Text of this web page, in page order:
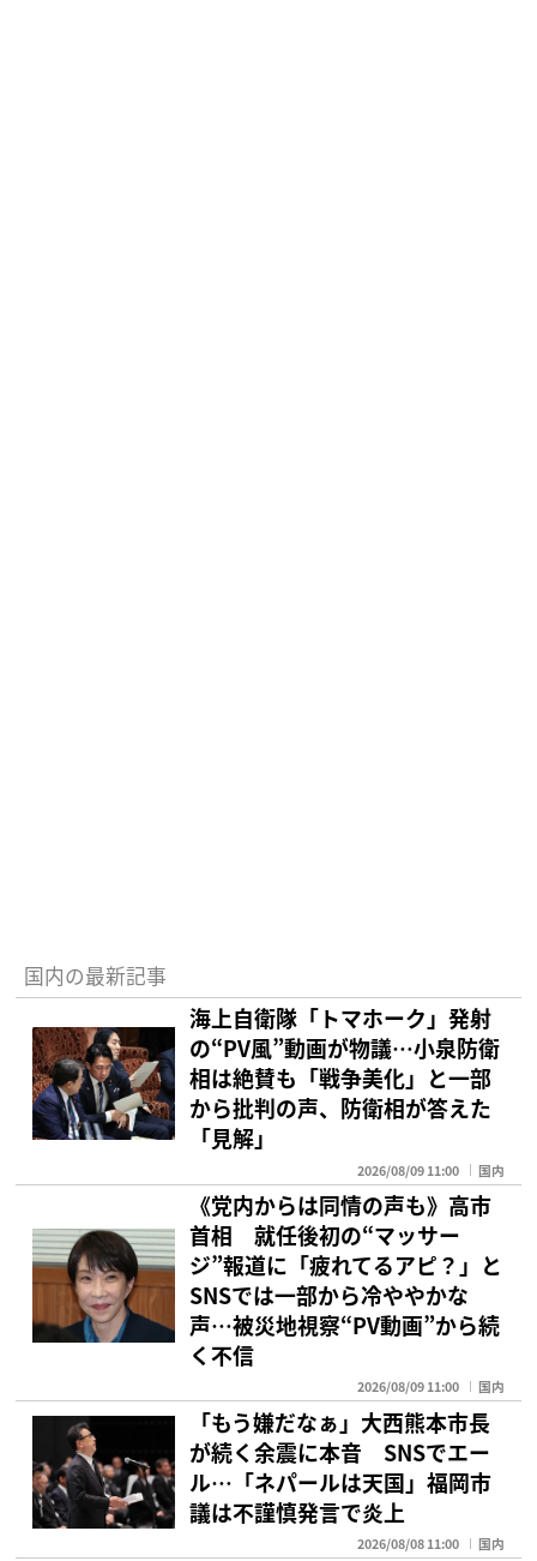
国内の最新記事
海上自衛隊「トマホーク」発射
の“PV風”動画が物議…小泉防衛
相は絶賛も「戦争美化」と一部
から批判の声、防衛相が答えた
「見解」
2026/08/09 11:00 国内
《党内からは同情の声も》高市
首相 就任後初の“マッサー
ジ”報道に「疲れてるアピ？」と
SNSでは一部から冷ややかな
声…被災地視察“PV動画”から続
く不信
2026/08/09 11:00 国内
「もう嫌だなぁ」大西熊本市長
が続く余震に本音 SNSでエー
ル…「ネパールは天国」福岡市
議は不謹慎発言で炎上
2026/08/08 11:00 国内